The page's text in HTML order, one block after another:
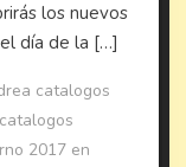
los nuevos
día de la […]
catalogos
2017 en